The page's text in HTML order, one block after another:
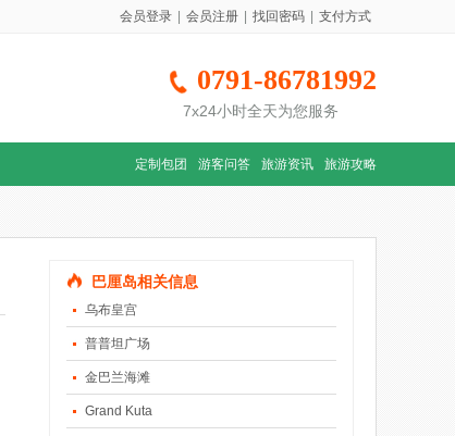
会员登录 会员注册 找回密码 支付方式
0791-86781992
7x24小时全天为您服务
定制包团 游客问答 旅游资讯 旅游攻略
巴厘岛相关信息
乌布皇宫
普普坦广场
金巴兰海滩
Grand Kuta